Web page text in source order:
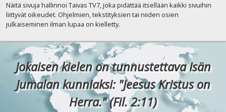
Näitä sivuja hallinnoi Taivas TV7, joka pidättää itsellään kaikki sivuihin
liittyvät oikeudet. Ohjelmien, tekstityksien tai niiden osien
julkaiseminen ilman lupaa on kielletty.
Jokaisen kielen on tunnustettava Isän
Jumalan kunniaksi: "Jeesus Kristus on
Herra." (Fil. 2:11)